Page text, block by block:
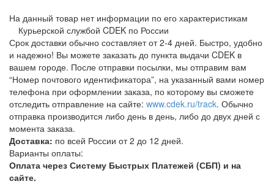
На данный товар нет информации по его характеристикам
Курьерской службой CDEK по России
Срок доставки обычно составляет от 2-4 дней. Быстро, удобно
и надежно! Вы можете заказать до пункта выдачи CDEK в
вашем городе. После отправки посылки, мы отправим вам
“Номер почтового идентификатора”, на указанный вами номер
телефона при оформлении заказа, по которому вы сможете
отследить отправление на сайте: www.cdek.ru/track. Обычно
отправка производится либо день в день, либо до двух дней с
момента заказа.
Доставка: по всей России от 2 до 12 дней.
Варианты оплаты:
Оплата через Систему Быстрых Платежей (СБП) и на
сайте.